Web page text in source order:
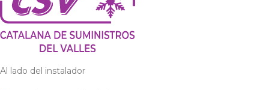
Al lado del instalador